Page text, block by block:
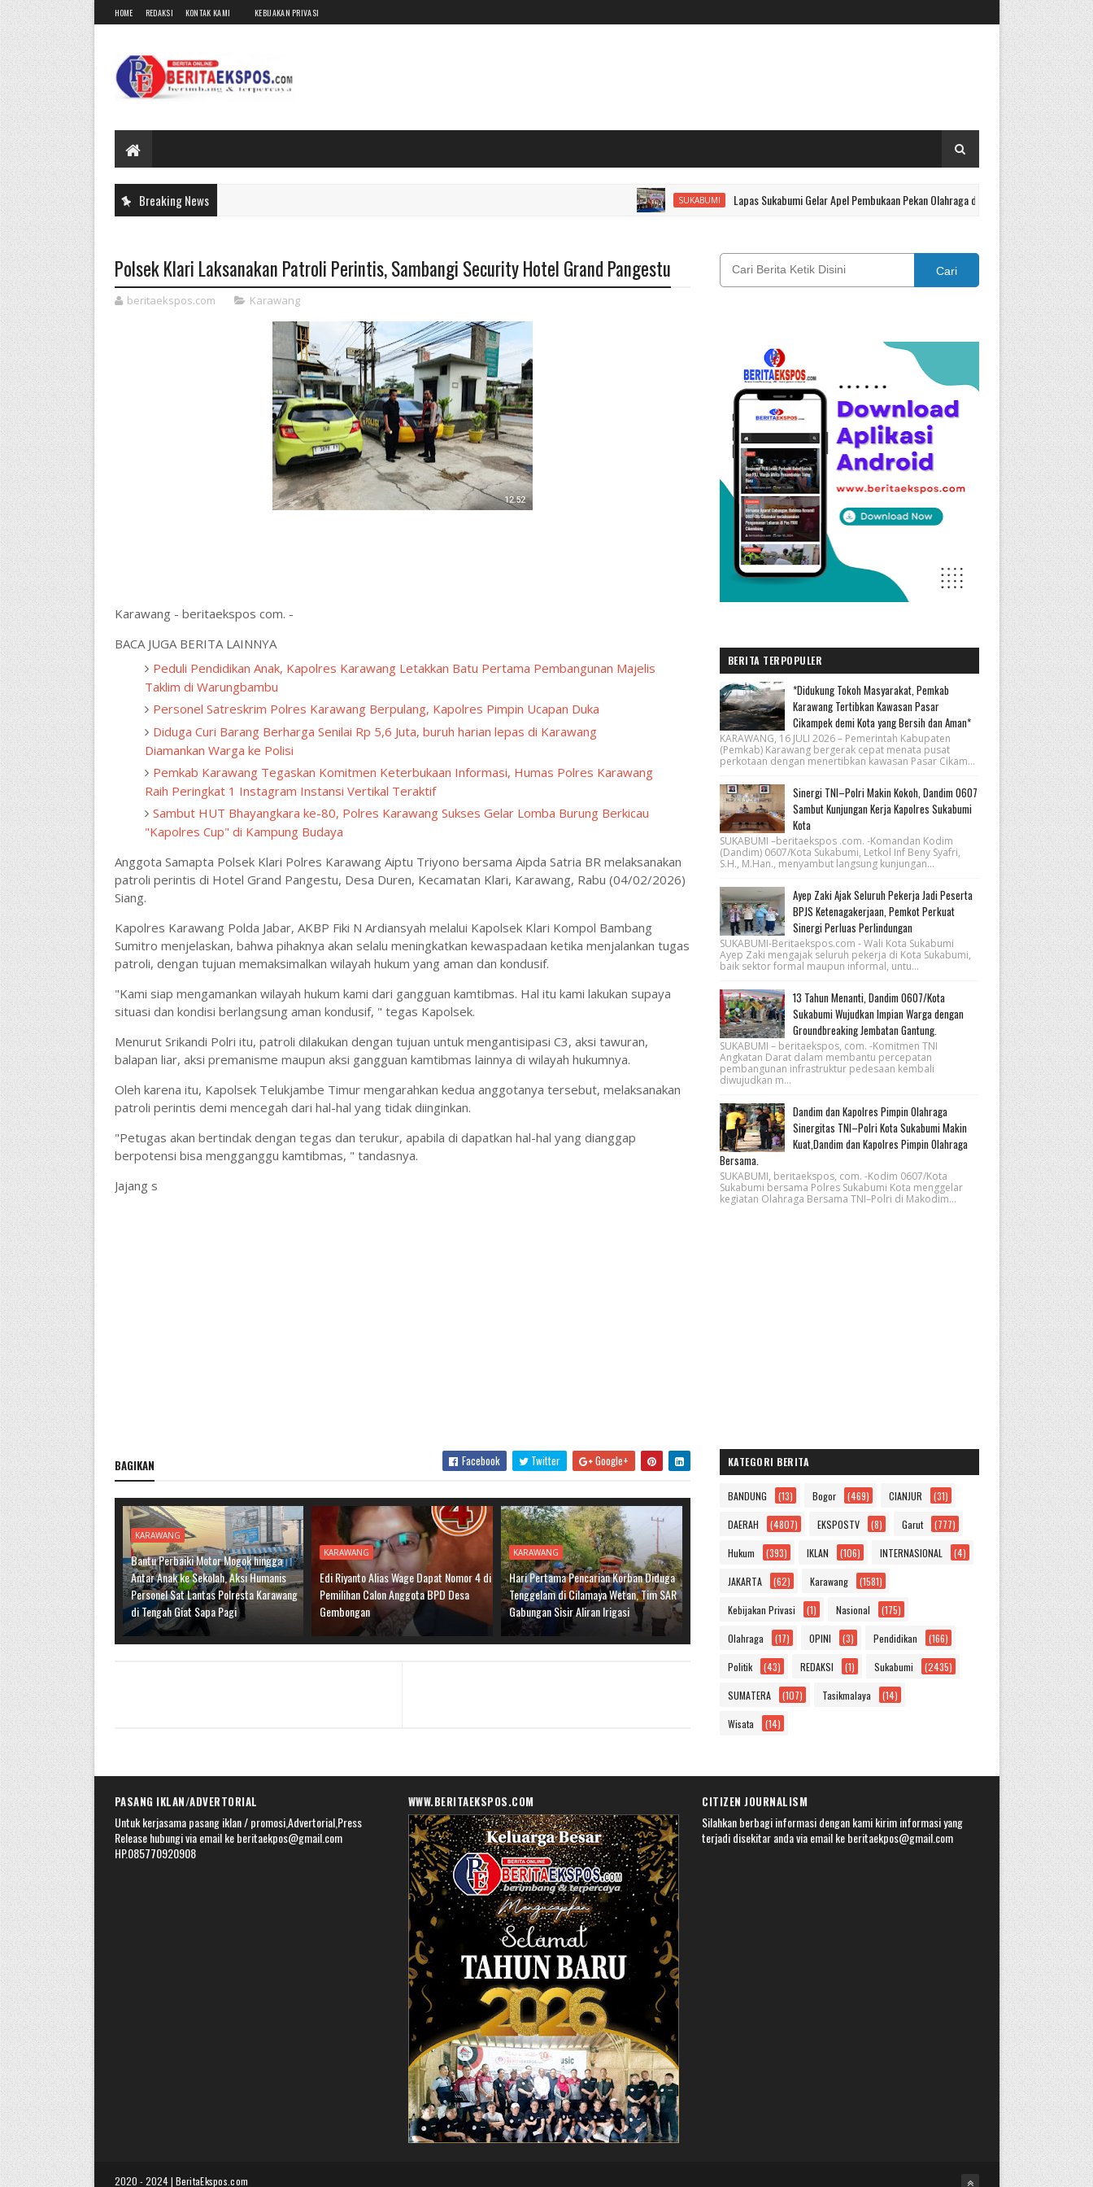
HOME REDAKSI KONTAK KAMI KEBIJAKAN PRIVASI
Breaking News SUKABUMI Lapas Sukabumi Gelar Apel Pembukaan Pekan Olahraga dan Lomba Tradisional Semarak
Polsek Klari Laksanakan Patroli Perintis, Sambangi Security Hotel Grand Pangestu
beritaekspos.com Karawang
Karawang - beritaekspos com. -
BACA JUGA BERITA LAINNYA
Peduli Pendidikan Anak, Kapolres Karawang Letakkan Batu Pertama Pembangunan Majelis
Taklim di Warungbambu
Personel Satreskrim Polres Karawang Berpulang, Kapolres Pimpin Ucapan Duka
Diduga Curi Barang Berharga Senilai Rp 5,6 Juta, buruh harian lepas di Karawang
Diamankan Warga ke Polisi
Pemkab Karawang Tegaskan Komitmen Keterbukaan Informasi, Humas Polres Karawang
Raih Peringkat 1 Instagram Instansi Vertikal Teraktif
Sambut HUT Bhayangkara ke-80, Polres Karawang Sukses Gelar Lomba Burung Berkicau
"Kapolres Cup" di Kampung Budaya
Anggota Samapta Polsek Klari Polres Karawang Aiptu Triyono bersama Aipda Satria BR melaksanakan
patroli perintis di Hotel Grand Pangestu, Desa Duren, Kecamatan Klari, Karawang, Rabu (04/02/2026)
Siang.
Kapolres Karawang Polda Jabar, AKBP Fiki N Ardiansyah melalui Kapolsek Klari Kompol Bambang
Sumitro menjelaskan, bahwa pihaknya akan selalu meningkatkan kewaspadaan ketika menjalankan tugas
patroli, dengan tujuan memaksimalkan wilayah hukum yang aman dan kondusif.
"Kami siap mengamankan wilayah hukum kami dari gangguan kamtibmas. Hal itu kami lakukan supaya
situasi dan kondisi berlangsung aman kondusif, " tegas Kapolsek.
Menurut Srikandi Polri itu, patroli dilakukan dengan tujuan untuk mengantisipasi C3, aksi tawuran,
balapan liar, aksi premanisme maupun aksi gangguan kamtibmas lainnya di wilayah hukumnya.
Oleh karena itu, Kapolsek Telukjambe Timur mengarahkan kedua anggotanya tersebut, melaksanakan
patroli perintis demi mencegah dari hal-hal yang tidak diinginkan.
"Petugas akan bertindak dengan tegas dan terukur, apabila di dapatkan hal-hal yang dianggap
berpotensi bisa mengganggu kamtibmas, " tandasnya.
Jajang s
BAGIKAN Facebook Twitter Google+
KARAWANG
Bantu Perbaiki Motor Mogok hingga
Antar Anak ke Sekolah, Aksi Humanis
Personel Sat Lantas Polresta Karawang
di Tengah Giat Sapa Pagi
KARAWANG
Edi Riyanto Alias Wage Dapat Nomor 4 di
Pemilihan Calon Anggota BPD Desa
Gembongan
KARAWANG
Hari Pertama Pencarian Korban Diduga
Tenggelam di Cilamaya Wetan, Tim SAR
Gabungan Sisir Aliran Irigasi
Cari
BERITA TERPOPULER
*Didukung Tokoh Masyarakat, Pemkab
Karawang Tertibkan Kawasan Pasar
Cikampek demi Kota yang Bersih dan Aman*
KARAWANG, 16 JULI 2026 – Pemerintah Kabupaten
(Pemkab) Karawang bergerak cepat menata pusat
perkotaan dengan menertibkan kawasan Pasar Cikam...
Sinergi TNI–Polri Makin Kokoh, Dandim 0607
Sambut Kunjungan Kerja Kapolres Sukabumi
Kota
SUKABUMI –beritaekspos .com. -Komandan Kodim
(Dandim) 0607/Kota Sukabumi, Letkol Inf Beny Syafri,
S.H., M.Han., menyambut langsung kunjungan...
Ayep Zaki Ajak Seluruh Pekerja Jadi Peserta
BPJS Ketenagakerjaan, Pemkot Perkuat
Sinergi Perluas Perlindungan
SUKABUMI-Beritaekspos.com - Wali Kota Sukabumi
Ayep Zaki mengajak seluruh pekerja di Kota Sukabumi,
baik sektor formal maupun informal, untu...
13 Tahun Menanti, Dandim 0607/Kota
Sukabumi Wujudkan Impian Warga dengan
Groundbreaking Jembatan Gantung.
SUKABUMI – beritaekspos, com. -Komitmen TNI
Angkatan Darat dalam membantu percepatan
pembangunan infrastruktur pedesaan kembali
diwujudkan m...
Dandim dan Kapolres Pimpin Olahraga
Sinergitas TNI–Polri Kota Sukabumi Makin
Kuat,Dandim dan Kapolres Pimpin Olahraga
Bersama.
SUKABUMI, beritaekspos, com. -Kodim 0607/Kota
Sukabumi bersama Polres Sukabumi Kota menggelar
kegiatan Olahraga Bersama TNI–Polri di Makodim...
KATEGORI BERITA
BANDUNG (13) Bogor (469) CIANJUR (31)
DAERAH (4807) EKSPOSTV (8) Garut (777)
Hukum (393) IKLAN (106) INTERNASIONAL (4)
JAKARTA (62) Karawang (1581)
Kebijakan Privasi (1) Nasional (175)
Olahraga (17) OPINI (3) Pendidikan (166)
Politik (43) REDAKSI (1) Sukabumi (2435)
SUMATERA (107) Tasikmalaya (14)
Wisata (14)
PASANG IKLAN/ADVERTORIAL
Untuk kerjasama pasang iklan / promosi,Advertorial,Press
Release hubungi via email ke beritaekpos@gmail.com
HP.085770920908
WWW.BERITAEKSPOS.COM CITIZEN JOURNALISM
Silahkan berbagi informasi dengan kami kirim informasi yang
terjadi disekitar anda via email ke beritaekpos@gmail.com
2020 - 2024 | BeritaEkspos.com